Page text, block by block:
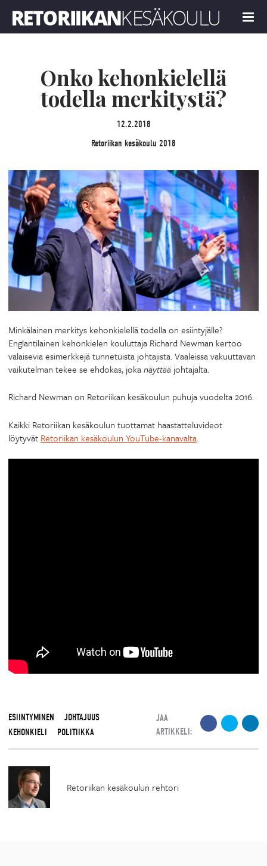
MENU
Onko kehonkielellä
todella merkitystä?
12.2.2018
Retoriikan kesäkoulu 2018
Minkälainen merkitys kehonkielellä todella on esiintyjälle?
Englantilainen kehonkielen kouluttaja Richard Newman kertoo
valaisevia esimerkkejä tunnetuista johtajista. Vaaleissa vakuuttavan
vaikutelman tekee se ehdokas, jokanäyttää johtajalta.
Richard Newman on Retoriikan kesäkoulun puhuja vuodelta 2016.
Kaikki Retoriikan kesäkoulun tuottamat haastatteluvideot
löytyvät Retoriikan kesäkoulun YouTube-kanavalta.
ESIINTYMINEN
JOHTAJUUS
KEHONKIELI
POLITIIKKA
JAA
ARTIKKELI:
Retoriikan kesäkoulun rehtori